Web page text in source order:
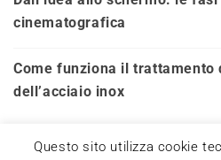
cinematografica
Come funziona il trattamento
dell’acciaio inox
Questo sito utilizza cookie